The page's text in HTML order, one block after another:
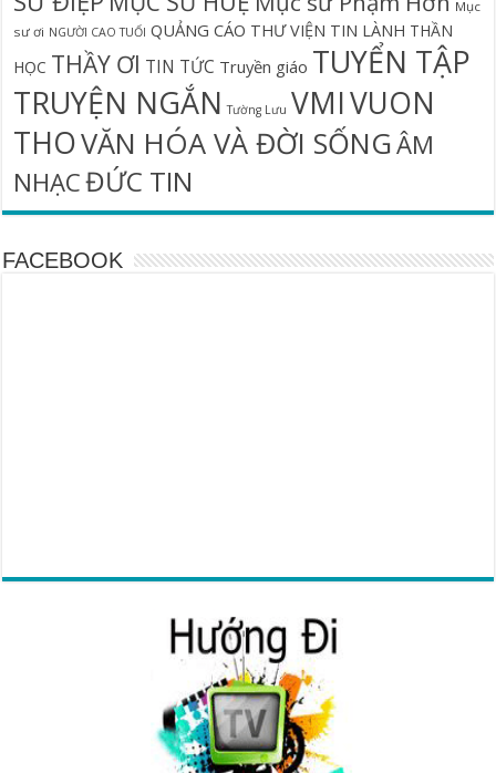
Mục
sư ơi NGƯỜI CAO TUỔI QUẢNG CÁO THƯ VIỆN TIN LÀNH THẦN
HỌC THẦY ƠI TIN TỨC Truyền giáo TUYỂN TẬP
TRUYỆN NGẮN Tường Lưu VMIVUON
THOVĂN HÓA VÀ ĐỜI SỐNGÂM
NHẠCĐỨC TIN
FACEBOOK